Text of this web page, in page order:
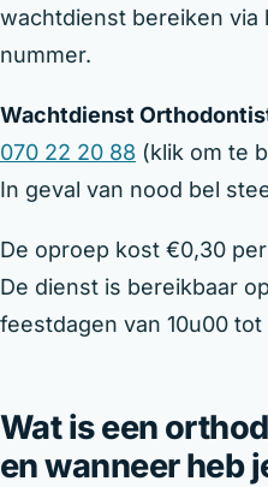
wachtdienst bereiken via
nummer.
Wachtdienst
070 22 20 88 (klik om te
In geval van nood bel
De oproep kost €0,30
De dienst is bereikbaar
feestdagen van 10u00 tot
Wat is een
en wanneer heb